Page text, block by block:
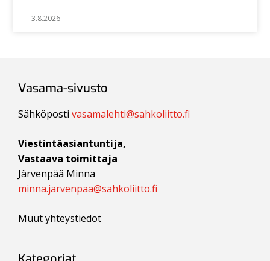
3.8.2026
Vasama-sivusto
Sähköpostivasamalehti@sahkoliitto.fi
Viestintäasiantuntija,
Vastaava toimittaja
Järvenpää Minna
minna.jarvenpaa@sahkoliitto.fi
Muut yhteystiedot